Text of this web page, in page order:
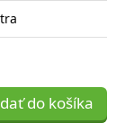
do košíka